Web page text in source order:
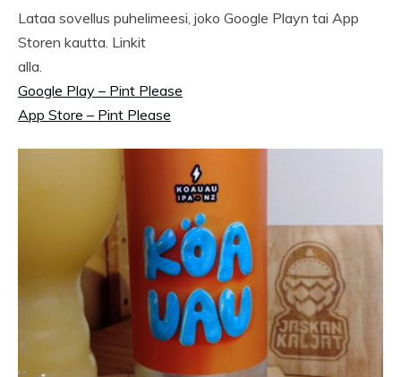
Lataa sovellus puhelimeesi, joko Google Playn tai App
Storen kautta. Linkit
alla.
Google Play – Pint Please
App Store – Pint Please